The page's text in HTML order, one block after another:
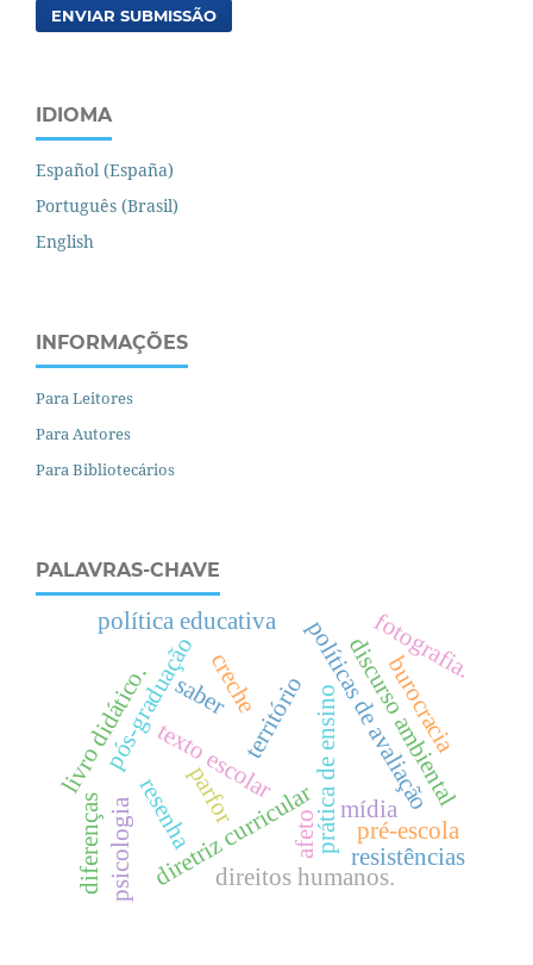
ENVIAR SUBMISSÃO
IDIOMA
Español (España)
Português (Brasil)
English
INFORMAÇÕES
Para Leitores
Para Autores
Para Bibliotecários
PALAVRAS-CHAVE
resenha
território
diretriz curricularprática de ensino
texto escolar políticas de avaliação
pós-graduaçãosaber
política educativa
discurso ambiental
mídia
livro didático.
direitos humanos.
parfor
pré-escola
creche
psicologia
fotografia.
diferenças afeto resistências
burocracia